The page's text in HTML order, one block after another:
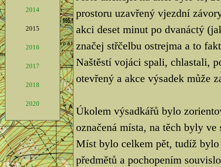
2014
2015
2016
2017
2018
2020
prostoru uzavřený vjezdní
akci deset minut po dvanáctý
značej střčelbu ostrejma a to
Naštěstí vojáci spali, chlastali,
otevřený a akce výsadek může
Úkolem výsadkářů bylo
označená místa, na těch byly
Míst bylo celkem pět, tudíž
předmětů a pochopením